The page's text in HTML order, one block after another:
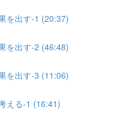
を出す-1 (20:37)
を出す-2 (46:48)
を出す-3 (11:06)
える-1 (16:41)